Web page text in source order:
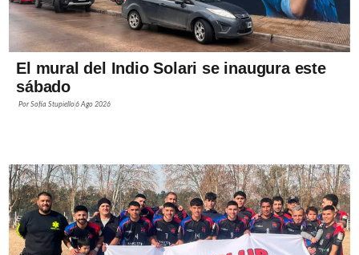
El mural del Indio Solari se inaugura este
sábado
PorSofía Stupiello6 Ago 2026